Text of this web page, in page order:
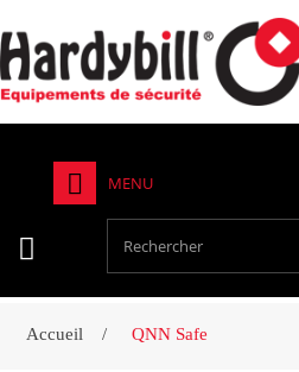
MENU
Accueil QNN Safe